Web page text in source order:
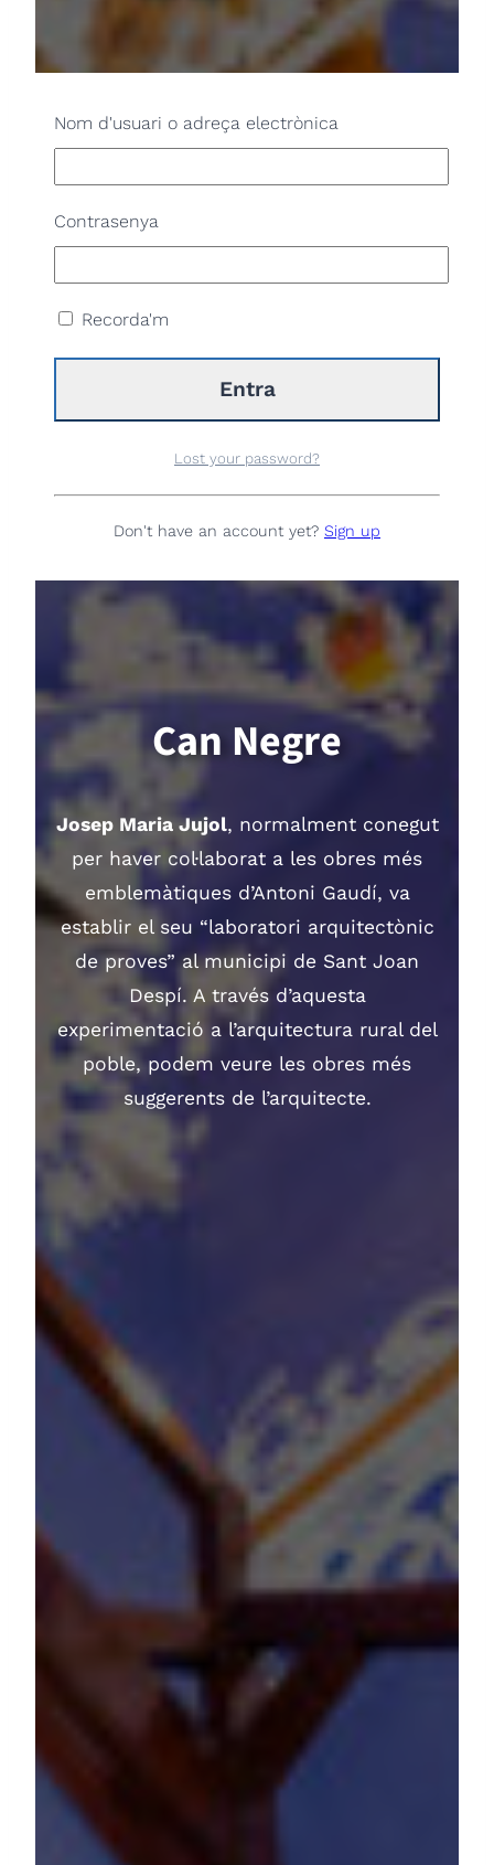
Can Negre
Josep Maria Jujol, normalment conegut
per haver col·laborat a les obres més
emblemàtiques d’Antoni Gaudí, va
establir el seu “laboratori arquitectònic
de proves” al municipi de Sant Joan
Despí. A través d’aquesta
experimentació a l’arquitectura rural del
poble, podem veure les obres més
suggerents de l’arquitecte.
Nom d'usuari o adreça electrònica
Contrasenya
Recorda'm
Lost your password?
Don't have an account yet? Sign up